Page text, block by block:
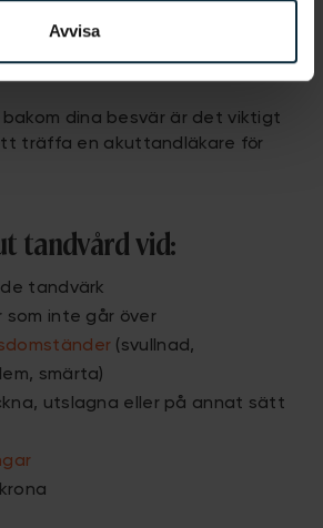
Avvisa
och tandvärk går inte över av
dina besvär är det viktigt
träffa en akuttandläkare för
tandvård vid:
tandvärk
som inte går över
(svullnad,
smärta)
utslagna eller på annat sätt